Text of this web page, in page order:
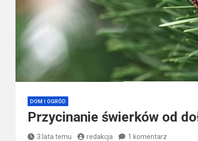
DOM I OGRÓD
Przycinanie świerków od
3 lata temu redakcja 1 komentarz